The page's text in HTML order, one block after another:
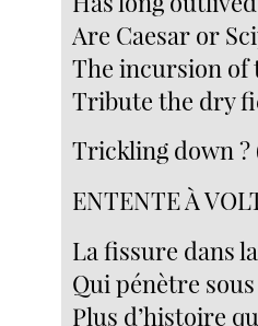
Are Caesar or
The incursion of
Tribute the dry
Trickling down ?
ENTENTE À
La fissure dans
Qui pénètre
Plus d’histoire